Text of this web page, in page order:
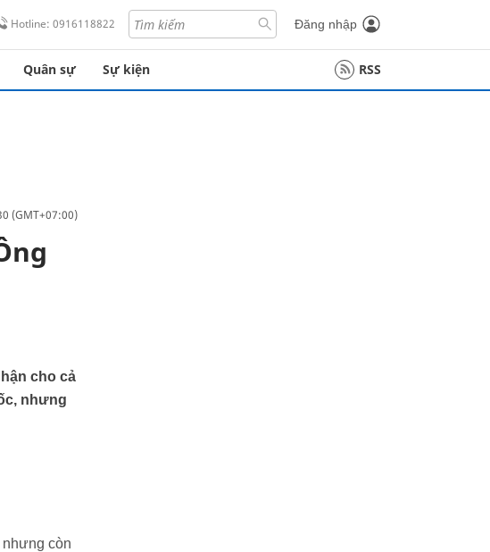
Hotline: 0916118822 Đăng nhập
Quân sự Sự kiện RSS
(GMT+07:00)
cho cả
nhưng
còn